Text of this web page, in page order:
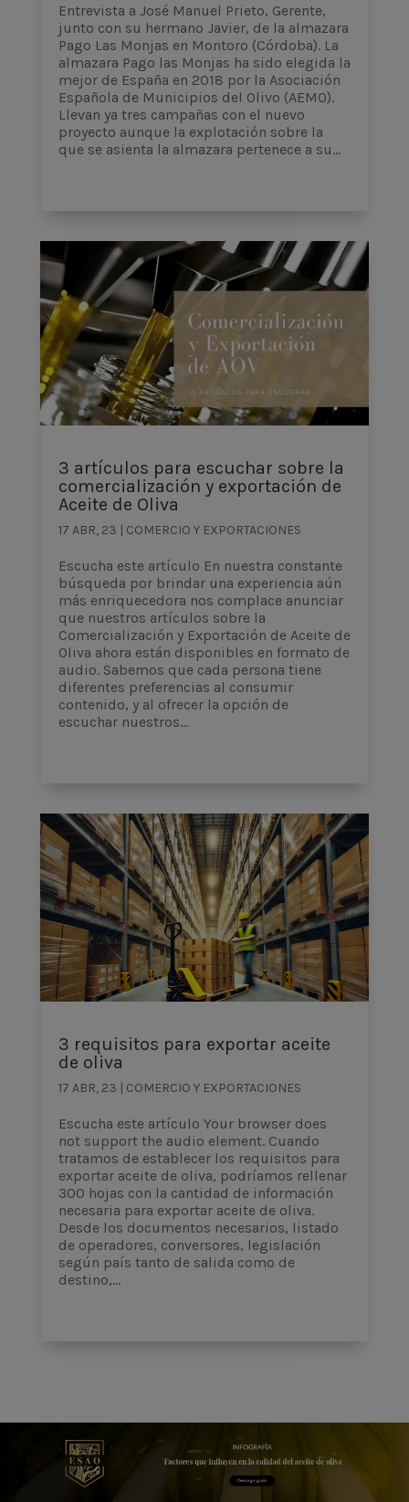
Entrevista a José Manuel Prieto, Gerente,
junto con su hermano Javier, de la almazara
Pago Las Monjas en Montoro (Córdoba). La
almazara Pago las Monjas ha sido elegida la
mejor de España en 2018 por la Asociación
Española de Municipios del Olivo (AEMO).
Llevan ya tres campañas con el nuevo
proyecto aunque la explotación sobre la
que se asienta la almazara pertenece a su...
3 artículos para escuchar sobre la
comercialización y exportación de
Aceite de Oliva
17 ABR, 23 | COMERCIO Y EXPORTACIONES
Escucha este artículo En nuestra constante
búsqueda por brindar una experiencia aún
más enriquecedora nos complace anunciar
que nuestros artículos sobre la
Comercialización y Exportación de Aceite de
Oliva ahora están disponibles en formato de
audio. Sabemos que cada persona tiene
diferentes preferencias al consumir
contenido, y al ofrecer la opción de
escuchar nuestros...
3 requisitos para exportar aceite
de oliva
17 ABR, 23 | COMERCIO Y EXPORTACIONES
Escucha este artículo Your browser does
not support the audio element. Cuando
tratamos de establecer los requisitos para
exportar aceite de oliva, podríamos rellenar
300 hojas con la cantidad de información
necesaria para exportar aceite de oliva.
Desde los documentos necesarios, listado
de operadores, conversores, legislación
según país tanto de salida como de
destino,...